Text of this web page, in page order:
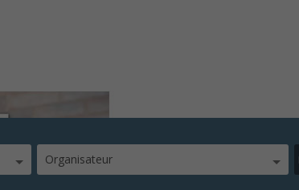
Organisateur